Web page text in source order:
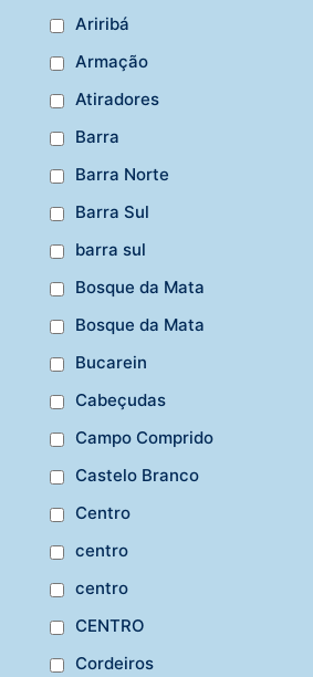
Ariribá
Armação
Atiradores
Barra
Barra Norte
Barra Sul
barra sul
Bosque da Mata
Bosque da Mata
Bucarein
Cabeçudas
Campo Comprido
Castelo Branco
Centro
centro
centro
CENTRO
Cordeiros